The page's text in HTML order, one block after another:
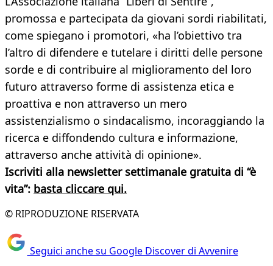
promossa e partecipata da giovani sordi riabilitati,
come spiegano i promotori, «ha l’obiettivo tra
l’altro di difendere e tutelare i diritti delle persone
sorde e di contribuire al miglioramento del loro
futuro attraverso forme di assistenza etica e
proattiva e non attraverso un mero
assistenzialismo o sindacalismo, incoraggiando la
ricerca e diffondendo cultura e informazione,
attraverso anche attività di opinione».
Iscriviti alla newsletter settimanale gratuita di “è
vita”: basta cliccare qui.
© RIPRODUZIONE RISERVATA
Seguici anche su Google Discover di Avvenire